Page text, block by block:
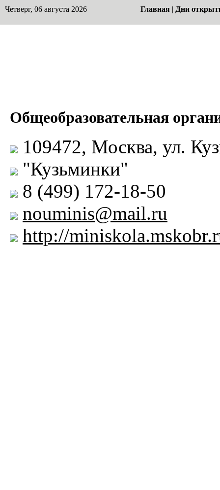
Четверг, 06 августа 2026 Главная | Дни
Общеобразовательная
109472, Москва, ул.
"Кузьминки"
8 (499) 172-18-50
nouminis@mail.ru
http://